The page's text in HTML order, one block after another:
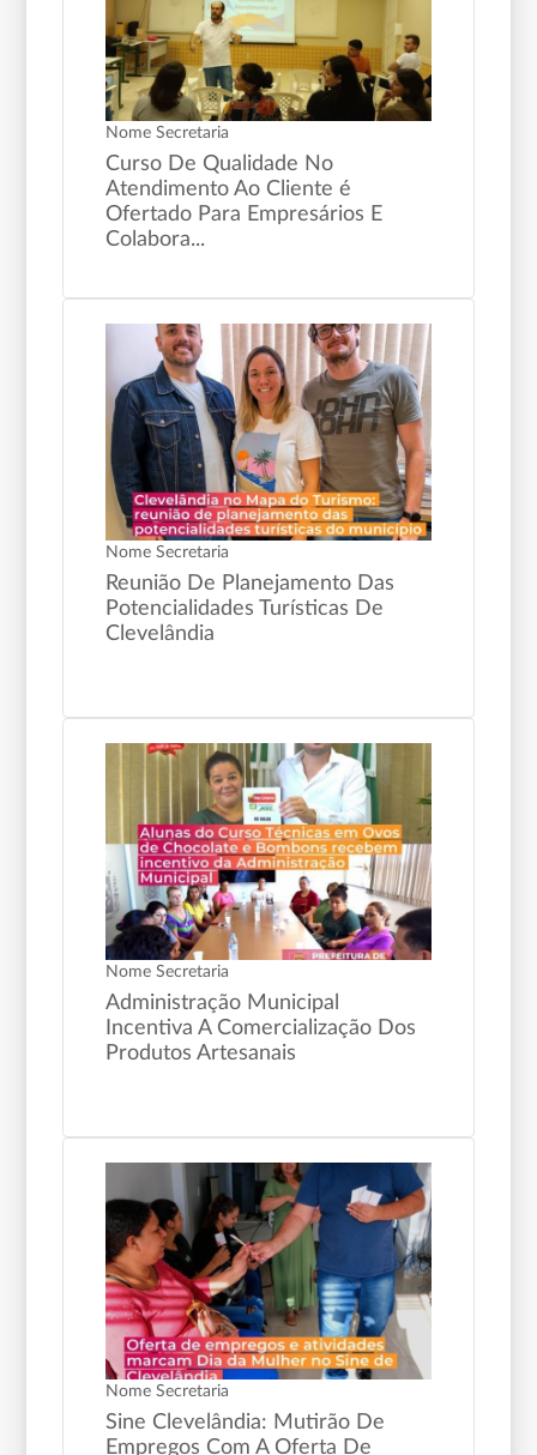
Nome Secretaria
Curso De Qualidade No
Atendimento Ao Cliente é
Ofertado Para Empresários E
Colabora...
Nome Secretaria
Reunião De Planejamento Das
Potencialidades Turísticas De
Clevelândia
Nome Secretaria
Administração Municipal
Incentiva A Comercialização Dos
Produtos Artesanais
Nome Secretaria
Sine Clevelândia: Mutirão De
Empregos Com A Oferta De